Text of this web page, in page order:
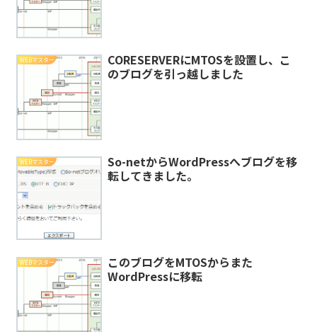
WEBマスター
CORESERVERにMTOSを設置し、こ
のブログを引っ越しました
WEBマスター
So-netからWordPressへブログを移
転してきました。
WEBマスター
このブログをMTOSからまた
WordPressに移転